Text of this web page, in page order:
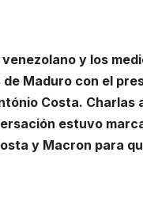
venezolano y los
Maduro con el
Costa. Charlas
estuvo
y Macron para